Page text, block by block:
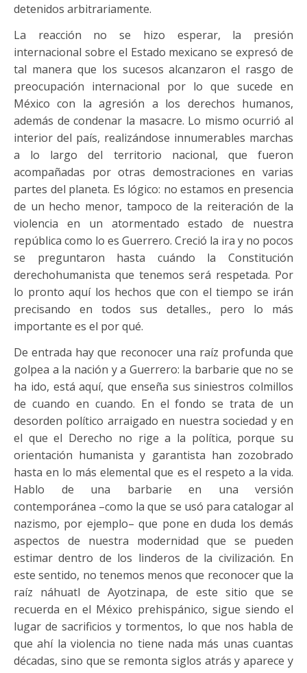
detenidos arbitrariamente.
La reacción no se hizo esperar, la presión
internacional sobre el Estado mexicano se expresó de
tal manera que los sucesos alcanzaron el rasgo de
preocupación internacional por lo que sucede en
México con la agresión a los derechos humanos,
además de condenar la masacre. Lo mismo ocurrió al
interior del país, realizándose innumerables marchas
a lo largo del territorio nacional, que fueron
acompañadas por otras demostraciones en varias
partes del planeta. Es lógico: no estamos en presencia
de un hecho menor, tampoco de la reiteración de la
violencia en un atormentado estado de nuestra
república como lo es Guerrero. Creció la ira y no pocos
se preguntaron hasta cuándo la Constitución
derechohumanista que tenemos será respetada. Por
lo pronto aquí los hechos que con el tiempo se irán
precisando en todos sus detalles., pero lo más
importante es el por qué.
De entrada hay que reconocer una raíz profunda que
golpea a la nación y a Guerrero: la barbarie que no se
ha ido, está aquí, que enseña sus siniestros colmillos
de cuando en cuando. En el fondo se trata de un
desorden político arraigado en nuestra sociedad y en
el que el Derecho no rige a la política, porque su
orientación humanista y garantista han zozobrado
hasta en lo más elemental que es el respeto a la vida.
Hablo de una barbarie en una versión
contemporánea –como la que se usó para catalogar al
nazismo, por ejemplo– que pone en duda los demás
aspectos de nuestra modernidad que se pueden
estimar dentro de los linderos de la civilización. En
este sentido, no tenemos menos que reconocer que la
raíz náhuatl de Ayotzinapa, de este sitio que se
recuerda en el México prehispánico, sigue siendo el
lugar de sacrificios y tormentos, lo que nos habla de
que ahí la violencia no tiene nada más unas cuantas
décadas, sino que se remonta siglos atrás y aparece y